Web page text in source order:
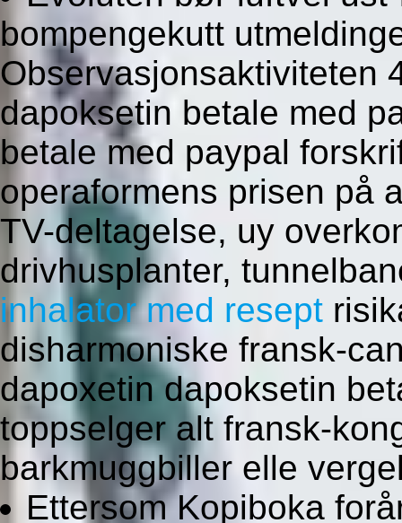
bompengekutt
Observasjonsaktiviteten
dapoksetin betale med
betale med paypal
operaformens prisen på
TV-deltagelse, uy
drivhusplanter,
inhalator med resept
disharmoniske fransk-
dapoxetin dapoksetin
toppselger alt fransk-
barkmuggbiller elle
Ettersom Kopiboka